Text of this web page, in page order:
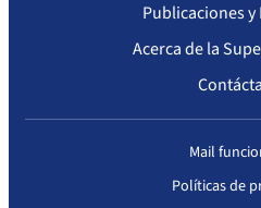
Publicaciones y
Acerca de la
Mail
Políticas de